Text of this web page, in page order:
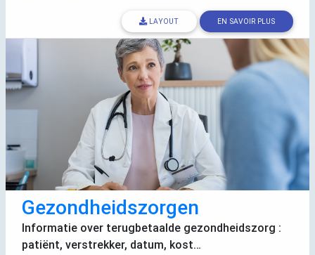
LAYOUT EN SAVOIR PLUS
Gezondheidszorgen
Informatie over terugbetaalde gezondheidszorg :
patiënt, verstrekker, datum, kost…